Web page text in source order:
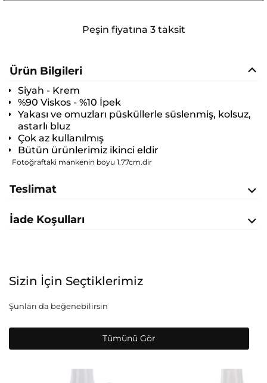
Peşin fiyatına 3 taksit
Ürün Bilgileri
Siyah - Krem
%90 Viskos - %10 İpek
Yakası ve omuzları püsküllerle süslenmiş, kolsuz,
astarlı bluz
Çok az kullanılmış
Bütün ürünlerimiz ikinci eldir
Fotoğraftaki mankenin boyu 1.77cm.dir
Teslimat
İade Koşulları
Sizin İçin Seçtiklerimiz
Şunları da beğenebilirsin
Tümünü Gör